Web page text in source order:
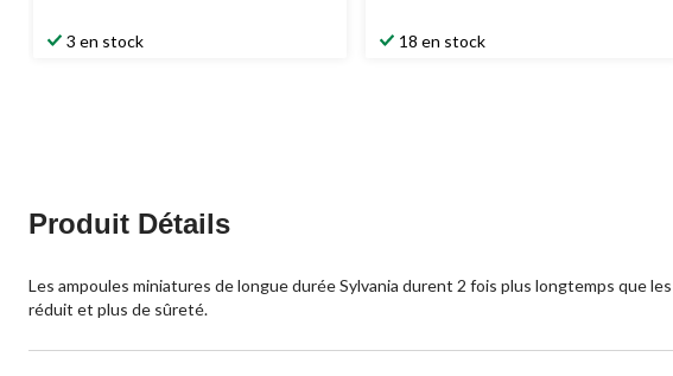
3 en stock 18 en stock
Produit Détails
Les ampoules miniatures de longue durée Sylvania durent 2 fois plus longtemps que
réduit et plus de sûreté.